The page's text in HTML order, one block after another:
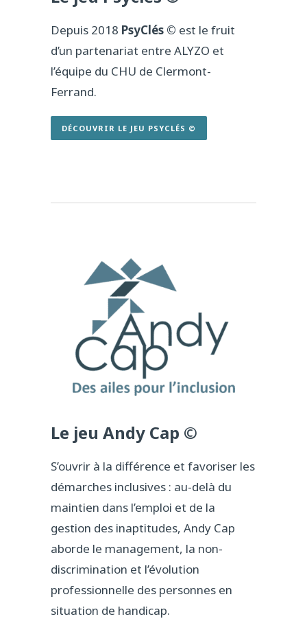
Depuis 2018 PsyClés © est le fruit
d’un partenariat entre ALYZO et
l’équipe du CHU de Clermont-
Ferrand.
DÉCOUVRIR LE JEU PSYCLÉS ©
Le jeu Andy Cap ©
S’ouvrir à la différence et favoriser les
démarches inclusives : au-delà du
maintien dans l’emploi et de la
gestion des inaptitudes, Andy Cap
aborde le management, la non-
discrimination et l’évolution
professionnelle des personnes en
situation de handicap.